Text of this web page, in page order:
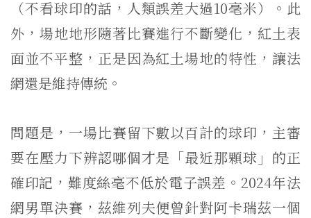
（不看球印的話，人類誤差大過10毫米）。此
外，場地地形隨著比賽進行不斷變化，紅土表
面並不平整，正是因為紅土場地的特性，讓法
網還是維持傳統。
問題是，一場比賽留下數以百計的球印，主審
要在壓力下辨認哪個才是「最近那顆球」的正
確印記，難度絲毫不低於電子誤差。2024年法
網男單決賽，茲維列夫便曾針對阿卡瑞茲一個